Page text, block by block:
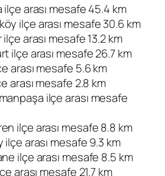
arası mesafe 45.4 km
ilçe arası mesafe 30.6 km
arası mesafe 13.2 km
ilçe arası mesafe 26.7 km
arası mesafe 5.6 km
arası mesafe 2.8 km
ilçe arası mesafe
ilçe arası mesafe 8.8 km
ilçe arası mesafe 9.3 km
ilçe arası mesafe 8.5 km
arası mesafe 21.7 km